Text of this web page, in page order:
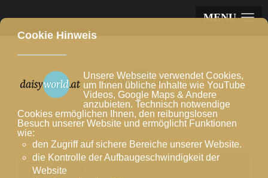
Cookie Hinweis
Unsere Webseite verwendet Cookies,
um Ihnen übliche Inhalte wie YouTube
Videos, Google Maps & Andere
anzubieten. Technisch notwendige
Cookies ermöglichen Ihnen, den reibungslosen
Besuch unserer Website und ermöglicht Funktionen
wie:
den Zugriff auf sichere Bereiche unserer Website.
die Kontrolle der Aufbaugeschwindigkeit der
Website
MENU
Benutzername